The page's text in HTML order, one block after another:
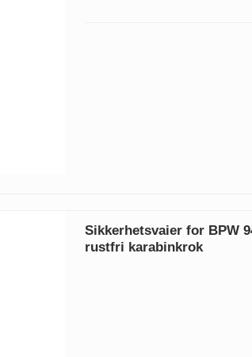
Sikkerhetsvaier for BPW
rustfri karabinkrok